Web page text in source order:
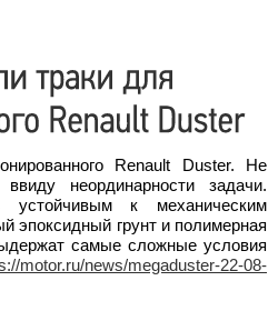
в Гуанчжоу
Renault Duster. Не
неординарности задачи.
к механическим
эпоксидный грунт и полимерная
самые сложные условия
motor.ru/news/megaduster-22-08-
для бронированного Renault